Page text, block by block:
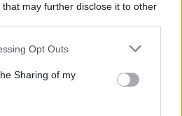
that may further disclose it to other
app uses one or more Google
behaviour. You may click to
and its third-party tags to
purposes in below Google
Opt Outs
Sharing of my
mutatott rá, hogy a 25–
tartalmú keverékek adják
Ezeknél alakultak ki a
kémiai és mikrobiológiai